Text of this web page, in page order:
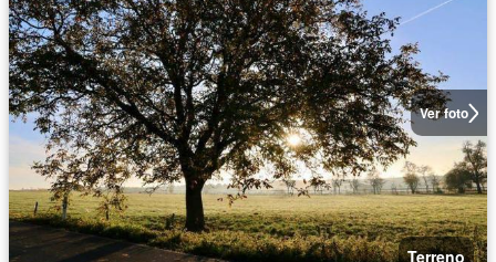
Ver foto
Terreno